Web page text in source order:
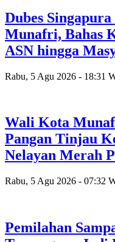
Dubes
Munafri, Bahas
ASN hingga
Rabu, 5 Agu 2026 - 18:31
Wali Kota
Pangan Tinjau
Nelayan Merah
Rabu, 5 Agu 2026 - 07:32
Pemilahan